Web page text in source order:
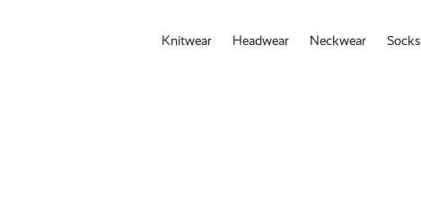
Knitwear Headwear Neckwear Socks